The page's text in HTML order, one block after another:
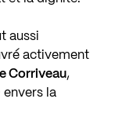
aussi
activement
Corriveau,
envers la